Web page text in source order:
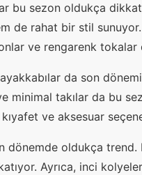
bu sezon oldukça
de rahat bir stil
ve rengarenk tokalar
da son
minimal takılar da bu
ve aksesuar
dönemde oldukça
Ayrıca, inci